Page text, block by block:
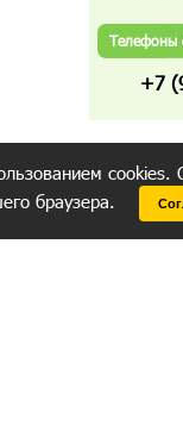
Телефоны
+7
браузера.